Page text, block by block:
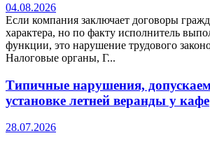
04.08.2026
Если компания заключает договоры
характера, но по факту исполнитель
функции, это нарушение трудового
Налоговые органы, Г...
Типичные нарушения,
установке летней веранды у кафе
28.07.2026